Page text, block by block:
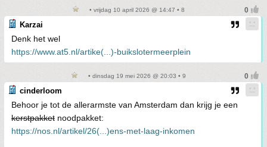
• vrijdag 10 april 2026 @ 14:47 • 8
Karzai
Denk het wel
https://www.at5.nl/artike(...)-buikslotermeerplein
• dinsdag 19 mei 2026 @ 20:03 • 9
cinderloom
Behoor je tot de allerarmste van Amsterdam dan krijg je een
kerstpakket noodpakket:
https://nos.nl/artikel/26(...)ens-met-laag-inkomen